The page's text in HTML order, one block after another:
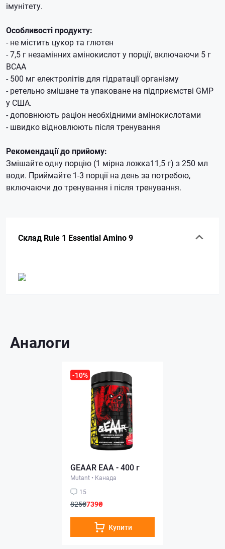
імунітету.
Особливості продукту:
- не містить цукор та глютен
- 7,5 г незамінних амінокислот у порції, включаючи 5 г
BCAA
- 500 мг електролітів для гідратації організму
- ретельно змішане та упаковане на підприємстві GMP
у США.
- доповнюють раціон необхідними амінокислотами
- швидко відновлюють після тренування
Рекомендації до прийому:
Змішайте одну порцію (1 мірна ложка11,5 г) з 250 мл
води. Приймайте 1-3 порції на день за потребою,
включаючи до тренування і після тренування.
Склад Rule 1 Essential Amino 9
Аналоги
-10%
GEAAR ЕАА - 400 г
Mutant • Канада
15
825₴739₴
Купити